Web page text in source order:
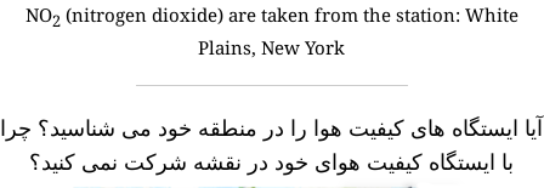
NO2(nitrogen dioxide) are taken from the station:White
Plains, New York
ایستگاه های کیفیت هوا را در منطقه خود می شناسید؟ چرا
با ایستگاه کیفیت هوای خود در نقشه شرکت نمی کنید؟